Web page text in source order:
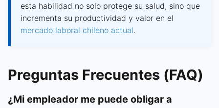
esta habilidad no solo protege su salud, sino que
incrementa su productividad y valor en el
mercado laboral chileno actual.
Preguntas Frecuentes (FAQ)
¿Mi empleador me puede obligar a